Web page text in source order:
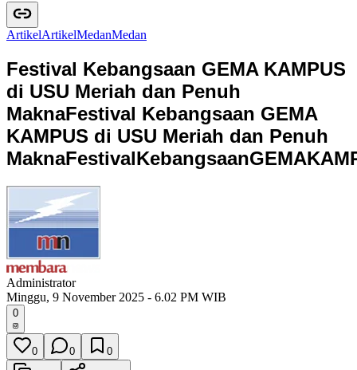
ArtikelArtikelMedanMedan
Festival Kebangsaan GEMA KAMPUS
di USU Meriah dan Penuh
MaknaFestival Kebangsaan GEMA
KAMPUS di USU Meriah dan Penuh
MaknaFestivalKebangsaanGEMAKAM
Administrator
Minggu, 9 November 2025 - 6.02 PM WIB
0
0 0 0